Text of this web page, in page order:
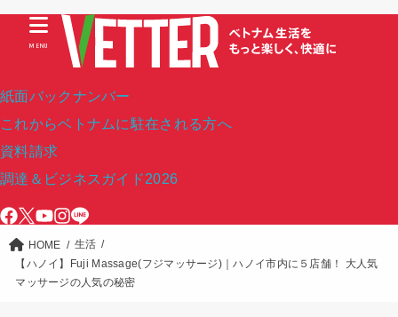
紙面バックナンバー
これからベトナムに駐在される方へ
資料請求
調達＆ビジネスガイド2026
MENU
HOME
生活
【ハノイ】Fuji Massage(フジマッサージ)｜ハノイ市内に５店舗！ 大人気
マッサージの人気の秘密